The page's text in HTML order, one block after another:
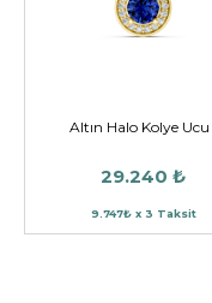
Altın Halo Kolye Ucu
29.240 ₺
9.747₺ x 3 Taksit